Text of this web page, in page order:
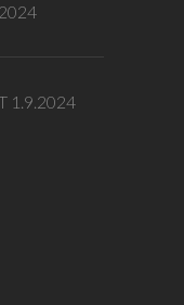
1.9.2024